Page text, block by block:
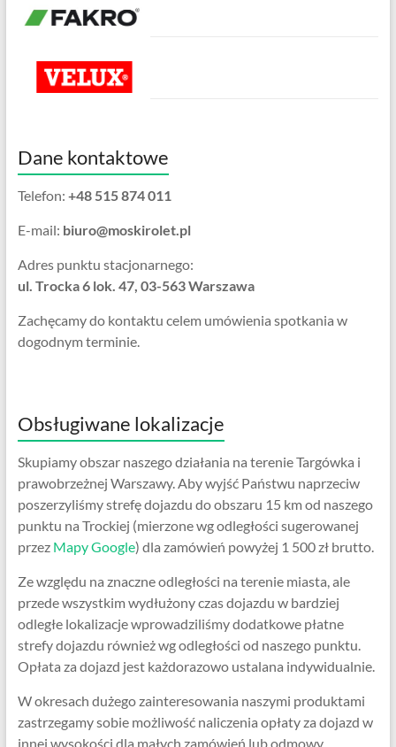
Dane kontaktowe
Telefon: +48 515 874 011
E-mail: biuro@moskirolet.pl
Adres punktu stacjonarnego:
ul. Trocka 6 lok. 47, 03-563 Warszawa
Zachęcamy do kontaktu celem umówienia spotkania w
dogodnym terminie.
Obsługiwane lokalizacje
Skupiamy obszar naszego działania na terenie Targówka i
prawobrzeżnej Warszawy. Aby wyjść Państwu naprzeciw
poszerzyliśmy strefę dojazdu do obszaru 15 km od naszego
punktu na Trockiej (mierzone wg odległości sugerowanej
przez Mapy Google) dla zamówień powyżej 1 500 zł brutto.
Ze względu na znaczne odległości na terenie miasta, ale
przede wszystkim wydłużony czas dojazdu w bardziej
odległe lokalizacje wprowadziliśmy dodatkowe płatne
strefy dojazdu również wg odległości od naszego punktu.
Opłata za dojazd jest każdorazowo ustalana indywidualnie.
W okresach dużego zainteresowania naszymi produktami
zastrzegamy sobie możliwość naliczenia opłaty za dojazd w
innej wysokości dla małych zamówień lub odmowy